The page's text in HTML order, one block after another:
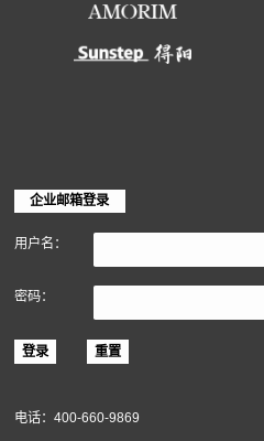
地面装饰材料